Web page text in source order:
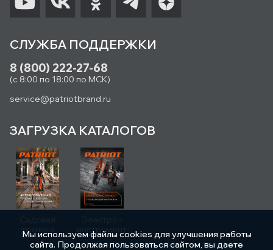
СЛУЖБА ПОДДЕРЖКИ
8 (800) 222-27-68
(с 8:00 по 18:00 по МСК)
service@patriotbrand.ru
ЗАГРУЗКА КАТАЛОГОВ
техника
инструмент
Мы используем файлы cookies для улучшения работы
сайта. Продолжая пользоваться сайтом, вы даете